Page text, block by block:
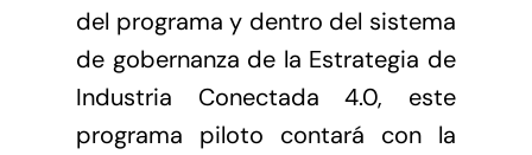
del programa y dentro del sistema
de gobernanza de la Estrategia de
Industria Conectada 4.0, este
programa piloto contará con la